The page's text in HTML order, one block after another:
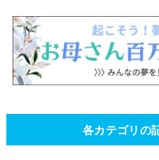
各カテゴリの